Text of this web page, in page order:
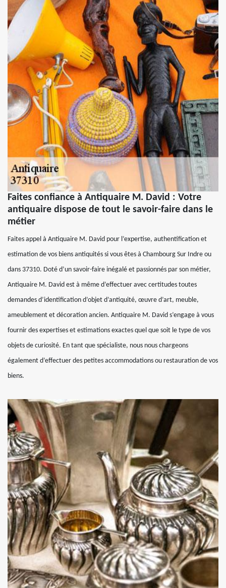
Faites confiance à Antiquaire M. David : Votre
antiquaire dispose de tout le savoir-faire dans le
métier
Faites appel à Antiquaire M. David pour l’expertise, authentification et
estimation de vos biens antiquités si vous êtes à Chambourg Sur Indre ou
dans 37310. Doté d’un savoir-faire inégalé et passionnés par son métier,
Antiquaire M. David est à même d’effectuer avec certitudes toutes
demandes d’identification d’objet d’antiquité, œuvre d’art, meuble,
ameublement et décoration ancien. Antiquaire M. David s’engage à vous
fournir des expertises et estimations exactes quel que soit le type de vos
objets de curiosité. En tant que spécialiste, nous nous chargeons
également d’effectuer des petites accommodations ou restauration de vos
biens.